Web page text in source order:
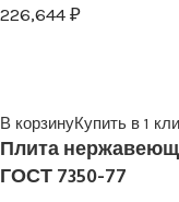
226,644 ₽
В корзинуКупить в 1
Плита
ГОСТ 7350-77